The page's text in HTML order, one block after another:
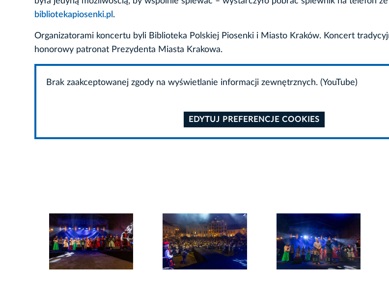
bibliotekapiosenki.pl .
Organizatorami koncertu byli Biblioteka Polskiej Piosenki i Miasto Kraków. Koncert
honorowy patronat Prezydenta Miasta Krakowa.
Brak zaakceptowanej zgody na wyświetlanie informacji zewnętrznych. (YouTube)
EDYTUJ PREFERENCJE COOKIES